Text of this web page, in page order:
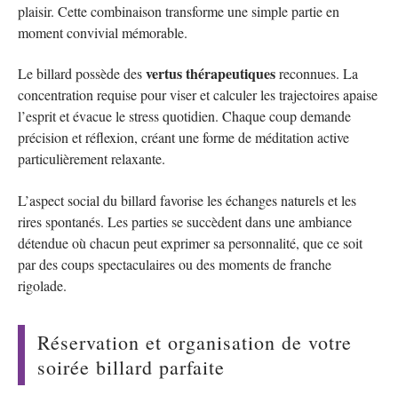
plaisir. Cette combinaison transforme une simple partie en
moment convivial mémorable.
Le billard possède desvertus thérapeutiquesreconnues. La
concentration requise pour viser et calculer les trajectoires apaise
l’esprit et évacue le stress quotidien. Chaque coup demande
précision et réflexion, créant une forme de méditation active
particulièrement relaxante.
L’aspect social du billard favorise les échanges naturels et les
rires spontanés. Les parties se succèdent dans une ambiance
détendue où chacun peut exprimer sa personnalité, que ce soit
par des coups spectaculaires ou des moments de franche
rigolade.
Réservation et organisation de votre
soirée billard parfaite